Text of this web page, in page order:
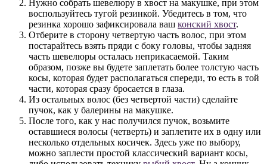
Нужно собрать шевелюру в хвост на макушке, при этом
воспользуйтесь тугой резинкой. Убедитесь в том, что
резинка хорошо зафиксировала ваш конский хвост.
Отберите в сторону четвертую часть волос, при этом
постарайтесь взять пряди с боку головы, чтобы задняя
часть шевелюры осталась неприкасаемой. Таким
образом, позже вы будете заплетать более толстую часть
косы, которая будет располагаться спереди, то есть в той
части, которая сразу бросается в глаза.
Из остальных волос (без четвертой части) сделайте
пучок, как у балерины на макушке.
После того, как у нас получился пучок, возьмите
оставшиеся волосы (четверть) и заплетите их в одну или
несколько отдельных косичек. Здесь уже по выбору,
можно заплести простой классический вариант косы,